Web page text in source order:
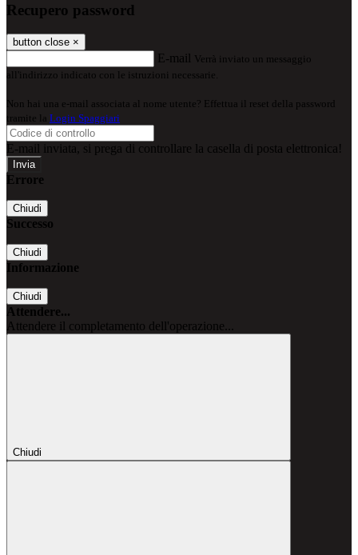
Recupero password
button close ×
E-mail Verrà inviato un messaggio
all'indirizzo indicato con le istruzioni necessarie.
Non hai una e-mail associata al nome utente? Effettua il reset della password
tramite la Login Spaggiari
E-mail inviata, si prega di controllare la casella di posta elettronica!
Errore
Chiudi
Successo
Chiudi
Informazione
Chiudi
Attendere...
Attendere il completamento dell'operazione...
Chiudi